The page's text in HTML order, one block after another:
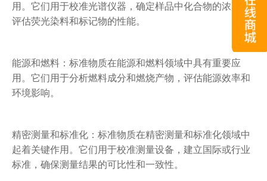
用。它们用于校准光谱仪器，确定样品中化合物的浓度，
评估荧光染料和标记物的性能。
能源和燃料：标准物质在能源和燃料领域中具有重要应
用。它们用于分析燃料成分和燃烧产物，评估能源效率和
环境影响。
精密测量和标准化：标准物质在精密测量和标准化领域中
起着关键作用。它们用于校准测量设备，建立国际或行业
标准，确保测量结果的可比性和一致性。